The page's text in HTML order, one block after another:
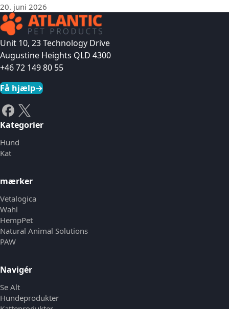
20. juni 2026
Unit 10, 23 Technology Drive
Augustine Heights QLD 4300
+46 72 149 80 55
Få hjælp→
Kategorier
Hund
Kat
mærker
Vetalogica
Wahl
HempPet
Natural Animal Solutions
PAW
Navigér
Se Alt
Hundeprodukter